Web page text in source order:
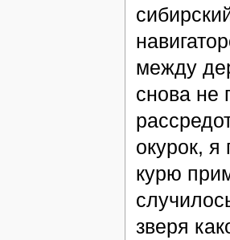
между
снова не
окурок,
курю
зверя